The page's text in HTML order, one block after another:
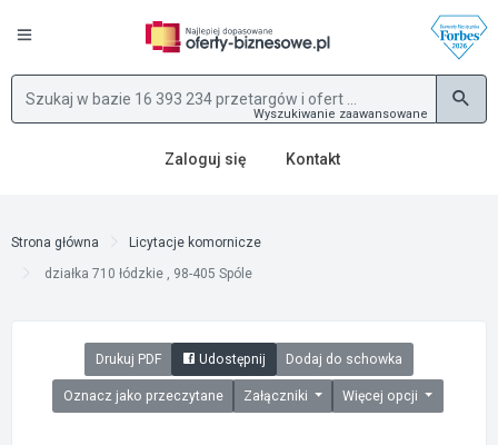
Wyszukiwanie zaawansowane
Zaloguj się Kontakt
Strona główna
Licytacje komornicze
działka 710 łódzkie , 98-405 Spóle
Drukuj PDF Udostępnij Dodaj do schowka
Oznacz jako przeczytane Załączniki Więcej opcji